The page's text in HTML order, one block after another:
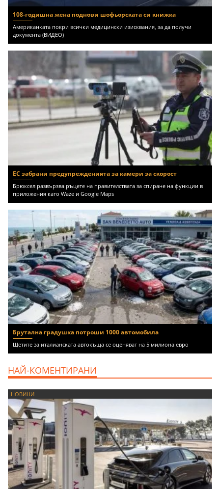
108-годишна жена поднови шофьорската си книжка
Американката покри всички медицински изисквания, за да получи
документа (ВИДЕО)
ЕС забрани предупрежденията за камери за скорост
Брюксел развързва ръцете на правителствата за спиране на функции в
приложения като Waze и Google Maps
Брутална градушка потроши 1000 автомобила
Щетите за италианската автокъща се оценяват на 5 милиона евро
НАЙ-КОМЕНТИРАНИ
НОВИНИ